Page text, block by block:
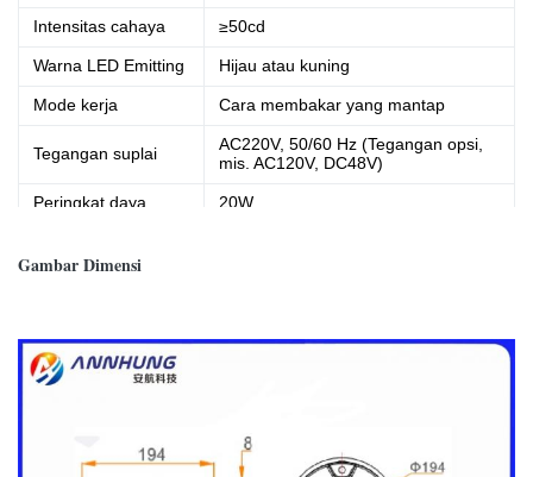
Intensitas cahaya ≥50cd
Warna LED Emitting Hijau atau kuning
Mode kerja Cara membakar yang mantap
Tegangan suplai
AC220V, 50/60 Hz (Tegangan opsi,
mis. AC120V, DC48V)
Peringkat daya 20W
Gambar Dimensi